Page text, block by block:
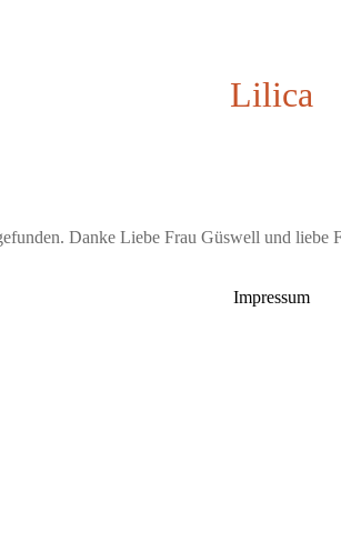
Lilica
Danke Liebe Frau Güswell und liebe
Impressum